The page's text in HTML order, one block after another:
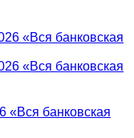
«Вся банковская